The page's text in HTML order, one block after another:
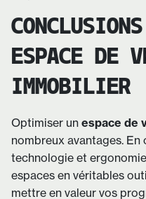
ESPACE DE
IMMOBILIER
Optimiser un espace de
nombreux avantages.
technologie et
espaces en véritables
mettre en valeur vos